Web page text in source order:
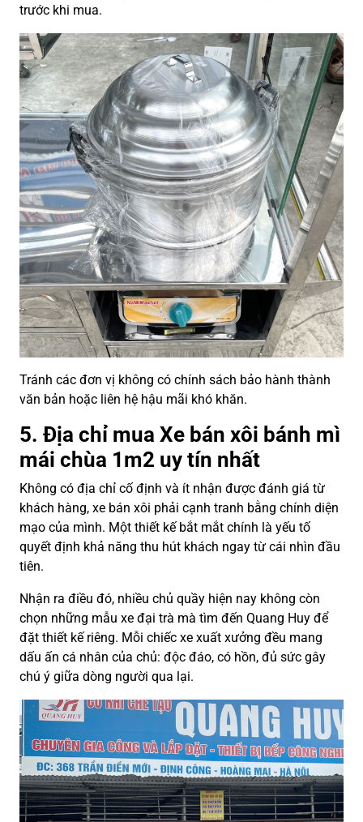
trước khi mua.
Tránh các đơn vị không có chính sách bảo hành thành
văn bản hoặc liên hệ hậu mãi khó khăn.
5. Địa chỉ mua Xe bán xôi bánh mì
mái chùa 1m2 uy tín nhất
Không có địa chỉ cố định và ít nhận được đánh giá từ
khách hàng, xe bán xôi phải cạnh tranh bằng chính diện
mạo của mình. Một thiết kế bắt mắt chính là yếu tố
quyết định khả năng thu hút khách ngay từ cái nhìn đầu
tiên.
Nhận ra điều đó, nhiều chủ quầy hiện nay không còn
chọn những mẫu xe đại trà mà tìm đến Quang Huy để
đặt thiết kế riêng. Mỗi chiếc xe xuất xưởng đều mang
dấu ấn cá nhân của chủ: độc đáo, có hồn, đủ sức gây
chú ý giữa dòng người qua lại.